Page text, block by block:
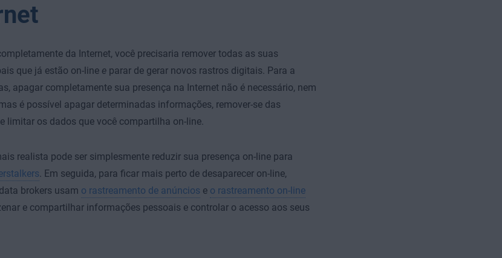
da Internet, você precisaria remover todas as suas
que já estão on-line eparar de gerar novos rastros digitais. Para a
apagar completamente sua presença na Internet não é necessário, nem
é possível apagar determinadas informações, remover-se das
limitar os dados que você compartilha on-line.
realista pode ser simplesmente reduzir sua presença on-line para
. Em seguida, para ficar mais perto de desaparecer on-line,
brokers usam o rastreamento de anúncios e o rastreamento on-line
e compartilhar informações pessoais e controlar o acesso aos seus